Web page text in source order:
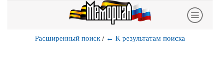
Расширенный поиск / ← К результатам поиска